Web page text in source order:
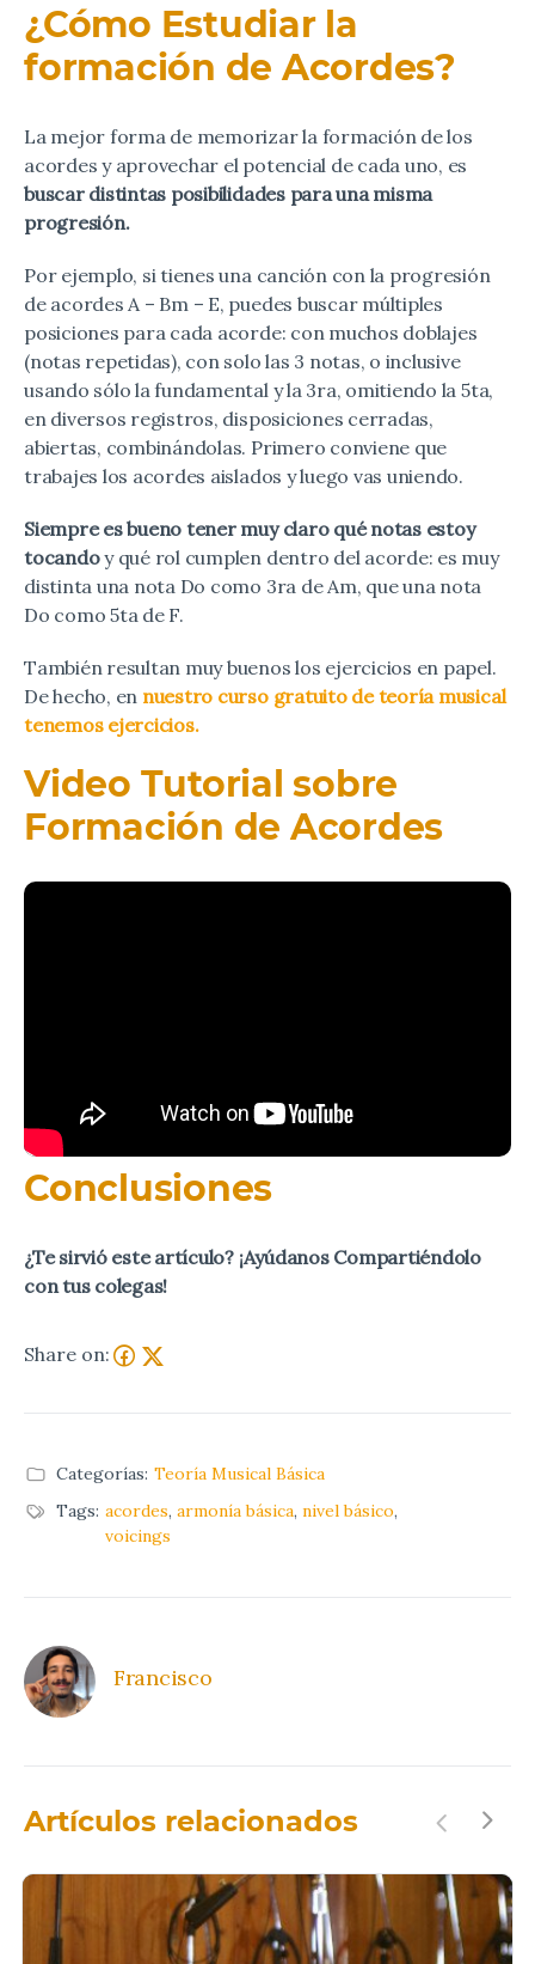
¿Cómo Estudiar la
formación de Acordes?
La mejor forma de memorizar la formación de los
acordes y aprovechar el potencial de cada uno, es
buscar distintas posibilidades para una misma
progresión.
Por ejemplo, si tienes una canción con la progresión
de acordes A – Bm – E, puedes buscar múltiples
posiciones para cada acorde: con muchos doblajes
(notas repetidas), con solo las 3 notas, o inclusive
usando sólo la fundamental y la 3ra, omitiendo la 5ta,
en diversos registros, disposiciones cerradas,
abiertas, combinándolas. Primero conviene que
trabajes los acordes aislados y luego vas uniendo.
Siempre es bueno tener muy claro qué notas estoy
tocandoy qué rol cumplen dentro del acorde: es muy
distinta una nota Do como 3ra de Am, que una nota
Do como 5ta de F.
También resultan muy buenos los ejercicios en papel.
De hecho, en nuestro curso gratuito de teoría musical
tenemos ejercicios.
Video Tutorial sobre
Formación de Acordes
Conclusiones
¿Te sirvió este artículo? ¡Ayúdanos Compartiéndolo
con tus colegas!
Share on:
Categorías: Teoría Musical Básica
Tags: acordes, armonía básica, nivel básico,
voicings
Francisco
Artículos relacionados